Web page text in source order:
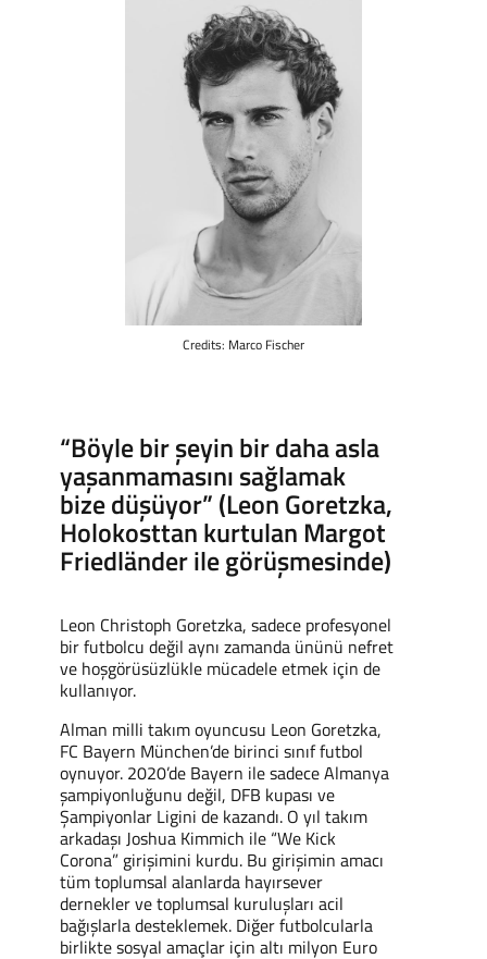
“Böyle bir şeyin bir daha asla
yaşanmamasını sağlamak
bize düşüyor” (Leon Goretzka,
Holokosttan kurtulan Margot
Friedländer ile görüşmesinde)
Leon Christoph Goretzka, sadece profesyonel
bir futbolcu değil aynı zamanda ününü nefret
ve hoşgörüsüzlükle mücadele etmek için de
kullanıyor.
Alman milli takım oyuncusu Leon Goretzka,
FC Bayern München’de birinci sınıf futbol
oynuyor. 2020’de Bayern ile sadece Almanya
şampiyonluğunu değil, DFB kupası ve
Şampiyonlar Ligini de kazandı. O yıl takım
arkadaşı Joshua Kimmich ile “We Kick
Corona” girişimini kurdu. Bu girişimin amacı
tüm toplumsal alanlarda hayırsever
dernekler ve toplumsal kuruluşları acil
bağışlarla desteklemek. Diğer futbolcularla
birlikte sosyal amaçlar için altı milyon Euro
Credits: Marco Fischer